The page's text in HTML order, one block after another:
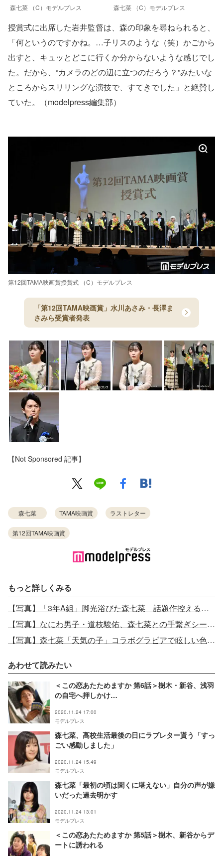
森七菜 （C）モデルプレス 森七菜 （C）モデルプレス
授賞式に出席した岩井監督は、森の印象を尋ねられると、
「何というのですかね。…子リスのような（笑）かごから
出すと、キュッとどこに行くか分からないような感じでし
た。だから、“カメラのどの辺に立つのだろう？”みたいな
ところからスリリングな演技で、すてきでした」と絶賛し
ていた。（modelpress編集部）
第12回TAMA映画賞授賞式 （C）モデルプレス
「第12回TAMA映画賞」水川あさみ・長澤ま
さみら受賞者発表
【Not Sponsored 記事】
森七菜 TAMA映画賞 ラストレター
第12回TAMA映画賞
もっと詳しくみる
【写真】「3年A組」脚光浴びた森七菜 話題作控えるブレイク筆頭女優は“可愛さ全開インスタ”も人気
【写真】なにわ男子・道枝駿佑、森七菜との手繋ぎシーン裏話明かす V6井ノ原快彦「七菜ちゃんは今違う人と恋あたためてる」
【写真】森七菜「天気の子」コラボグラビアで眩しい色白肌を披露
あわせて読みたい
＜この恋あたためますか 第6話＞樹木・新谷、浅羽
の自宅へ押しかけ…
2020.11.24 17:00
モデルプレス
森七菜、高校生活最後の日にラブレター貰う「すっ
ごい感動しました」
2020.11.24 15:49
モデルプレス
森七菜「最初の頃は聞くに堪えない」自分の声が嫌
いだった過去明かす
2020.11.24 13:01
モデルプレス
＜この恋あたためますか 第5話＞樹木、新谷からデ
ートに誘われる